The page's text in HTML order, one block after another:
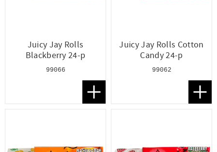
Juicy Jay Rolls
Blackberry 24-p
99066
Lägg till i favoriter
Juicy Jay Rolls Cotton
Candy 24-p
99062